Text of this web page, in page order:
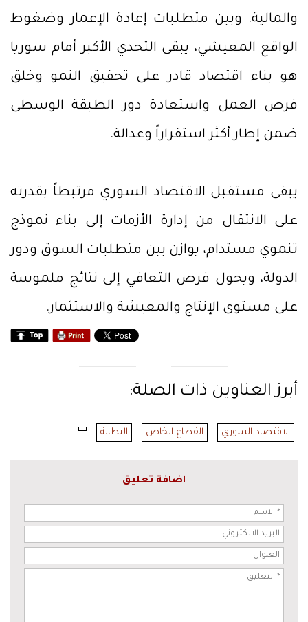
والمالية. وبين متطلبات إعادة الإعمار وضغوط
الواقع المعيشي، يبقى التحدي الأكبر أمام سوريا
هو بناء اقتصاد قادر على تحقيق النمو وخلق
فرص العمل واستعادة دور الطبقة الوسطى
ضمن إطار أكثر استقراراً وعدالة.
يبقى مستقبل الاقتصاد السوري مرتبطاً بقدرته
على الانتقال من إدارة الأزمات إلى بناء نموذج
تنموي مستدام، يوازن بين متطلبات السوق ودور
الدولة، ويحول فرص التعافي إلى نتائج ملموسة
على مستوى الإنتاج والمعيشة والاستثمار.
أبرز العناوين ذات الصلة:
الاقتصاد السوري القطاع الخاص البطالة
اضافة تعليق